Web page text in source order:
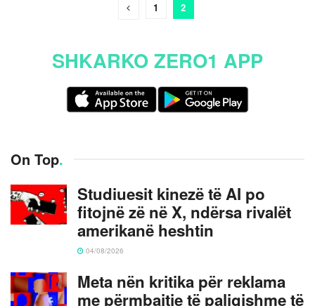
1 2
SHKARKO ZERO1 APP
On Top.
Studiuesit kinezë të AI po
fitojnë zë në X, ndërsa rivalët
amerikanë heshtin
04/08/2026
Meta nën kritika për reklama
me përmbajtje të paligjshme të